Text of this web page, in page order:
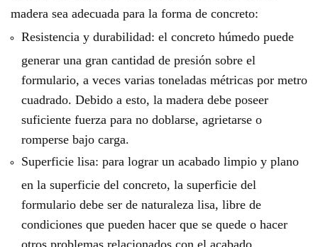
madera sea adecuada para la forma de concreto:
Resistencia y durabilidad: el concreto húmedo puede
generar una gran cantidad de presión sobre el
formulario, a veces varias toneladas métricas por metro
cuadrado. Debido a esto, la madera debe poseer
suficiente fuerza para no doblarse, agrietarse o
romperse bajo carga.
Superficie lisa: para lograr un acabado limpio y plano
en la superficie del concreto, la superficie del
formulario debe ser de naturaleza lisa, libre de
condiciones que pueden hacer que se quede o hacer
otros problemas relacionados con el acabado